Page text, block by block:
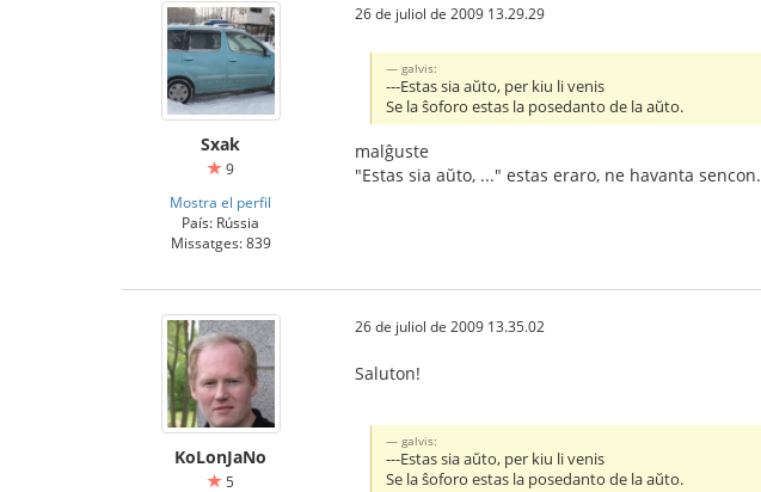
Sxak
9
Mostra el perfil
País: Rússia
Missatges: 839
26 de juliol de 2009 13.29.29
galvis:
---Estas sia aŭto, per kiu li venis
Se la ŝoforo estas la posedanto de la aŭto.
malĝuste
"Estas sia aŭto, ..." estas eraro, ne havanta sencon.
KoLonJaNo
5
26 de juliol de 2009 13.35.02
Saluton!
galvis:
---Estas sia aŭto, per kiu li venis
Se la ŝoforo estas la posedanto de la aŭto.